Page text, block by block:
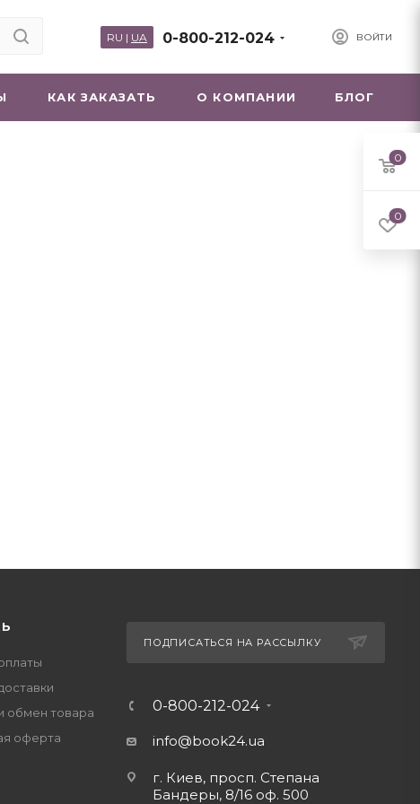
ВОЙТИ
0-800-212-024
RU | UA
КАК ЗАКАЗАТЬ О КОМПАНИИ БЛОГ
обмен товара
оферта
ПОДПИСАТЬСЯ НА РАССЫЛКУ
0-800-212-024
info@book24.ua
г. Киев, просп. Степана
Бандеры, 8/16 оф. 500
0
0